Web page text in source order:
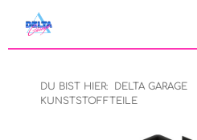
Zum Hauptinhalt springen
DU BIST HIER: DELTA GARAGE
KUNSTSTOFFTEILE